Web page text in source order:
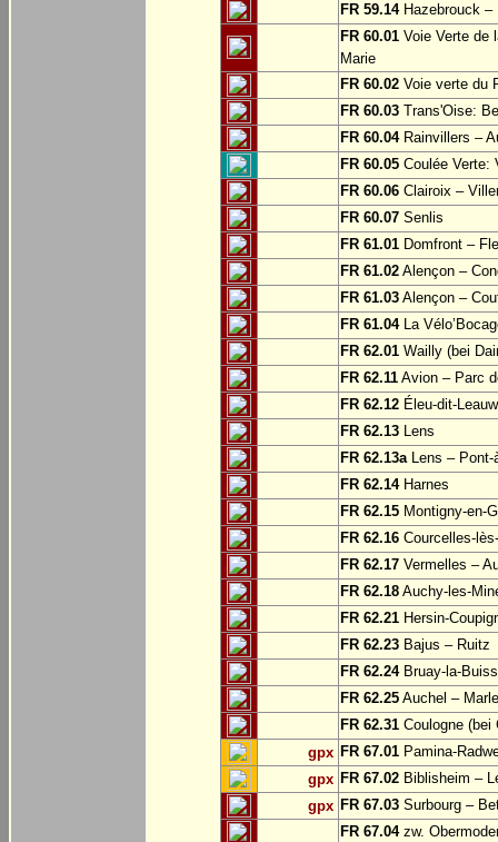
FR 59.14Hazebrouck –
FR 60.01 Voie Verte de
Marie
FR 60.02 Voie verte du
FR 60.03 Trans'Oise:
FR 60.04Rainvillers –
FR 60.05 Coulée Verte:
FR 60.06 Clairoix –
FR 60.07 Senlis
FR 61.01 Domfront –
FR 61.02 Alençon –
FR 61.03 Alençon –
FR 61.04La
FR 62.01 Wailly (bei
FR 62.11 Avion – Parc
FR 62.12 Éleu-dit-
FR 62.13 Lens
FR 62.13aLens – Pont-
FR 62.14Harnes
FR 62.15 Montigny-en-
FR 62.16 Courcelles-
FR 62.17 Vermelles –
FR 62.18 Auchy-les-
FR 62.21 Hersin-
FR 62.23 Bajus – Ruitz
FR 62.24Bruay-la-
FR 62.25 Auchel –
FR 62.31 Coulogne (bei
gpx FR 67.01 Pamina-
gpx FR 67.02 Biblisheim –
gpx FR 67.03 Surbourg –
FR 67.04zw.